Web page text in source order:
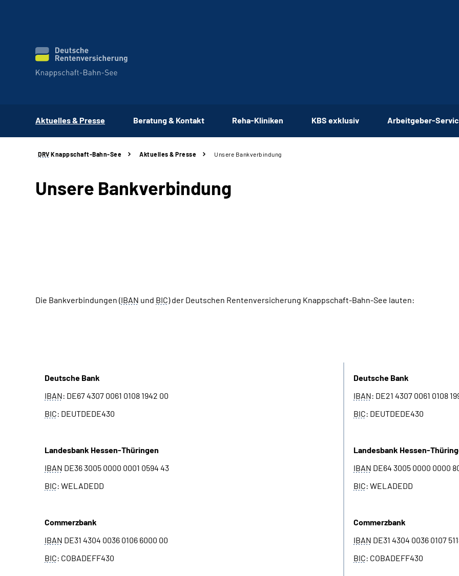
Aktuelles & Presse Beratung & Kontakt Reha-Kliniken KBS exklusiv Arbeitgeber-
DRV Knappschaft-Bahn-See Aktuelles & Presse Unsere Bankverbindung
Unsere Bankverbindung
Die Bankverbindungen (IBAN und BIC) der Deutschen Rentenversicherung Knappschaft-Bahn-See lauten:
Deutsche Bank
IBAN: DE67 4307 0061 0108 1942 00
BIC: DEUTDEDE430
Deutsche Bank
IBAN: DE21 4307 0061 0108
BIC: DEUTDEDE430
Landesbank Hessen-Thüringen
IBAN DE36 3005 0000 0001 0594 43
BIC: WELADEDD
Landesbank Hessen-
IBAN DE64 3005 0000 0000
BIC: WELADEDD
Commerzbank
IBAN DE31 4304 0036 0106 6000 00
BIC: COBADEFF430
Commerzbank
IBAN DE31 4304 0036 0107
BIC: COBADEFF430